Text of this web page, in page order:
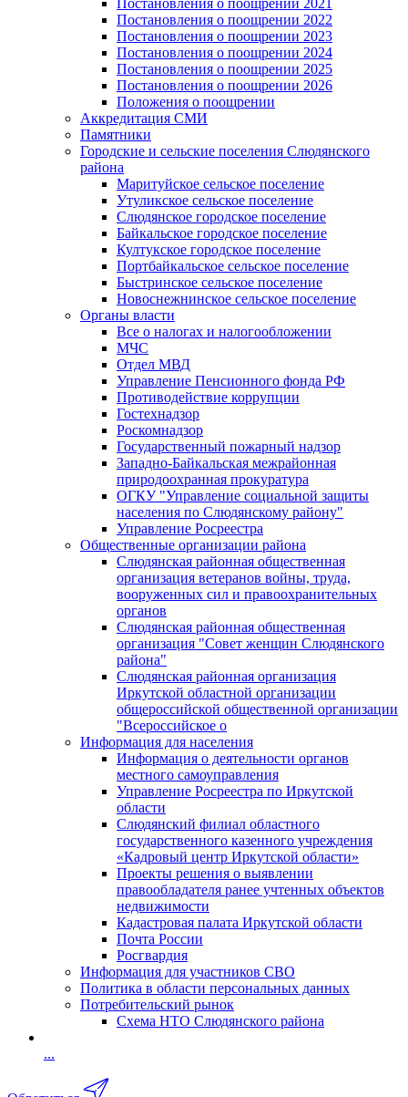
Постановления о поощрении 2021
Постановления о поощрении 2022
Постановления о поощрении 2023
Постановления о поощрении 2024
Постановления о поощрении 2025
Постановления о поощрении 2026
Положения о поощрении
Аккредитация СМИ
Памятники
Городские и сельские поселения Слюдянского
района
Маритуйское сельское поселение
Утуликское сельское поселение
Слюдянское городское поселение
Байкальское городское поселение
Култукское городское поселение
Портбайкальское сельское поселение
Быстринское сельское поселение
Новоснежнинское сельское поселение
Органы власти
Все о налогах и налогообложении
МЧС
Отдел МВД
Управление Пенсионного фонда РФ
Противодействие коррупции
Гостехнадзор
Роскомнадзор
Государственный пожарный надзор
Западно-Байкальская межрайонная
природоохранная прокуратура
ОГКУ "Управление социальной защиты
населения по Слюдянскому району"
Управление Росреестра
Общественные организации района
Слюдянская районная общественная
организация ветеранов войны, труда,
вооруженных сил и правоохранительных
органов
Слюдянская районная общественная
организация "Совет женщин Слюдянского
района"
Слюдянская районная организация
Иркутской областной организации
общероссийской общественной организации
"Всероссийское о
Информация для населения
Информация о деятельности органов
местного самоуправления
Управление Росреестра по Иркутской
области
Слюдянский филиал областного
государственного казенного учреждения
«Кадровый центр Иркутской области»
Проекты решения о выявлении
правообладателя ранее учтенных объектов
недвижимости
Кадастровая палата Иркутской области
Почта России
Росгвардия
Информация для участников СВО
Политика в области персональных данных
Потребительский рынок
Схема НТО Слюдянского района
...